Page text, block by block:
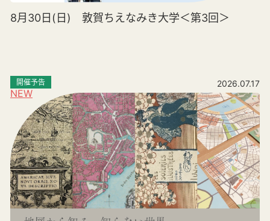
8月30日(日) 敦賀ちえなみき大学＜第3回＞
NEW
開催予告 2026.07.17